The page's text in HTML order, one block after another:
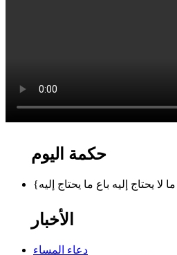
حكمة اليوم
الأخبار
دعاء المساء